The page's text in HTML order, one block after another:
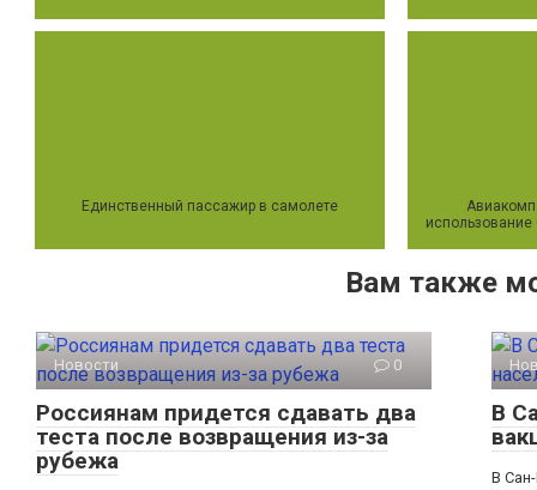
Единственный пассажир в самолете
Вам также
Новости 0
Россиянам придется сдавать два
теста после возвращения из-за
рубежа
В
В